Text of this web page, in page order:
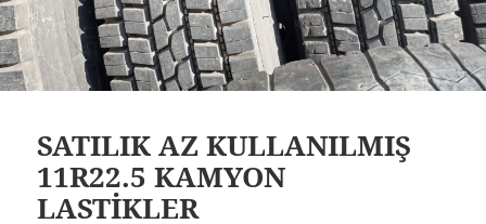
SATILIK AZ KULLANILMIŞ
11R22.5 KAMYON
LASTİKLER